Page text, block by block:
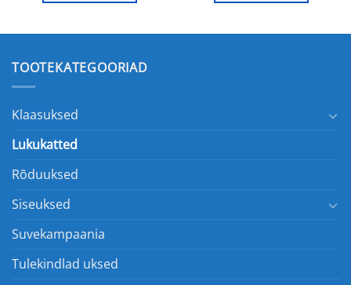
TOOTEKATEGOORIAD
Klaasuksed
Lukukatted
Rõduuksed
Siseuksed
Suvekampaania
Tulekindlad uksed